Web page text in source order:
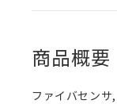
商品概要
ファイバセン